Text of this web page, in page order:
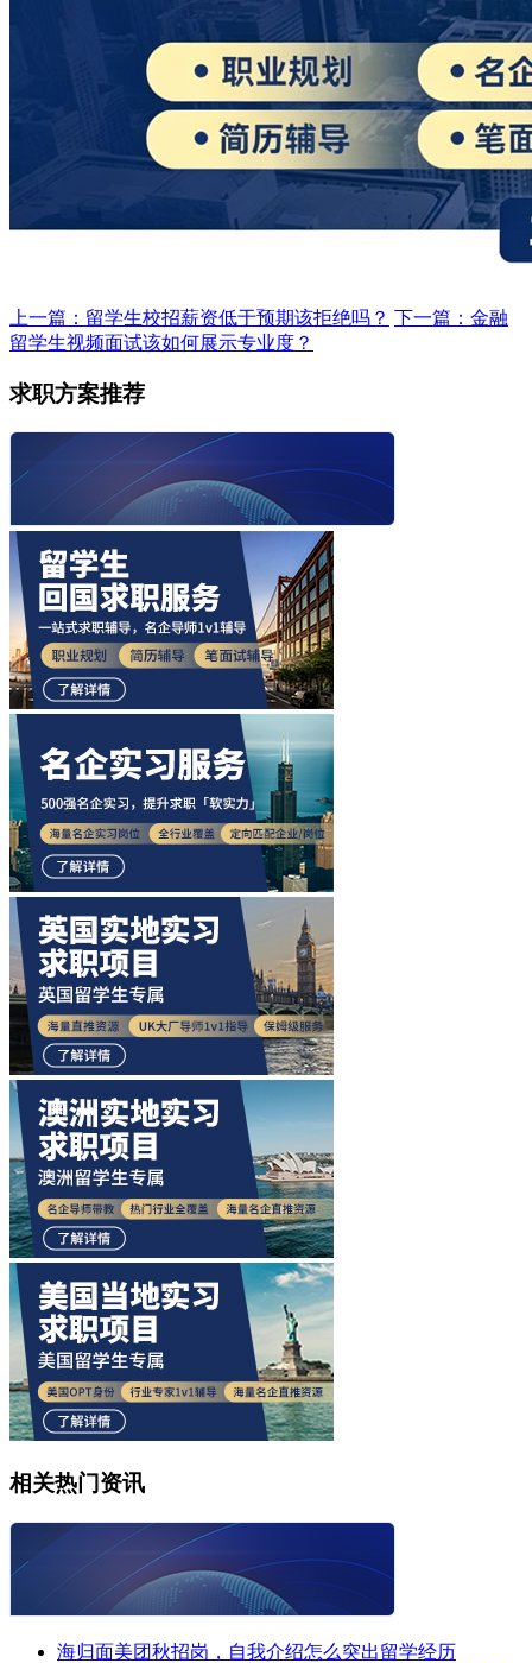
上一篇：留学生校招薪资低于预期该拒绝吗？ 下一篇：金融
留学生视频面试该如何展示专业度？
求职方案推荐
相关热门资讯
海归面美团秋招岗，自我介绍怎么突出留学经历